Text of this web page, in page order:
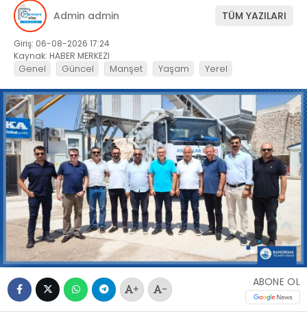
Admin admin TÜM YAZILARI
Giriş: 06-08-2026 17:24
Kaynak: HABER MERKEZİ
Genel Güncel Manşet Yaşam Yerel
+ -
ABONE OL